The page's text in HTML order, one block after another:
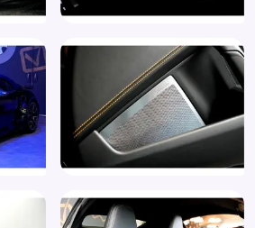
Programma
Programma)
Eye View
verbinding.
stuurwielverwarming (2PJ)